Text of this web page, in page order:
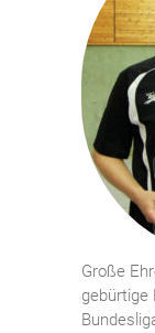
Große
gebürtige